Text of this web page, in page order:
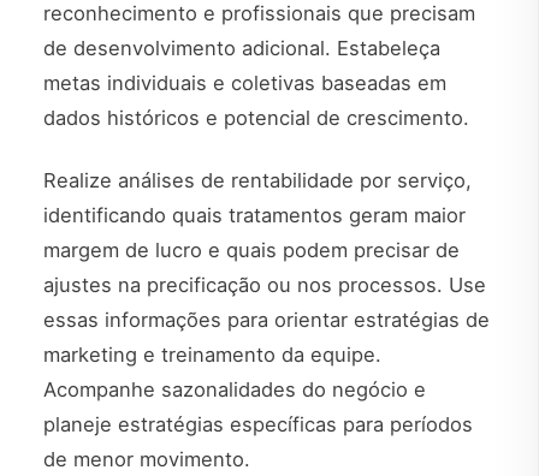
reconhecimento e profissionais que precisam
de desenvolvimento adicional. Estabeleça
metas individuais e coletivas baseadas em
dados históricos e potencial de crescimento.
Realize análises de rentabilidade por serviço,
identificando quais tratamentos geram maior
margem de lucro e quais podem precisar de
ajustes na precificação ou nos processos. Use
essas informações para orientar estratégias de
marketing e treinamento da equipe.
Acompanhe sazonalidades do negócio e
planeje estratégias específicas para períodos
de menor movimento.